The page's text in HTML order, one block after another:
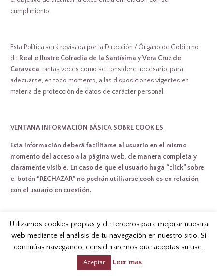
cumplimiento.
Esta Política será revisada por la Dirección / Órgano de Gobierno
de Real e Ilustre Cofradía de la Santísima y Vera Cruz de
Caravaca, tantas veces como se considere necesario, para
adecuarse, en todo momento, a las disposiciones vigentes en
materia de protección de datos de carácter personal.
VENTANA INFORMACIÓN BÁSICA SOBRE COOKIES
Esta información deberá facilitarse al usuario en el mismo
momento del acceso a la página web, de manera completa y
claramente visible. En caso de que el usuario haga “click” sobre
el botón “RECHAZAR” no podrán utilizarse cookies en relación
con el usuario en cuestión.
INFORMACIÓN BÁSICA SOBRE COOKIES
Una cookie o galleta informática es un pequeño archivo de
información que se guarda en su navegador cada vez que
visita nuestra página web.
Utilizamos cookies propias y de terceros para mejorar nuestra
web mediante el análisis de tu navegación en nuestro sitio. Si
continúas navegando, consideraremos que aceptas su uso.
Aceptar Leer más